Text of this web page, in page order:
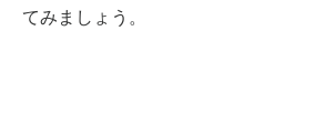
てみましょう。